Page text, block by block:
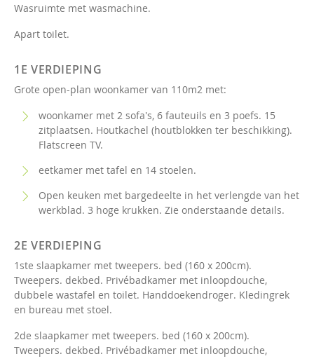
Wasruimte met wasmachine.
Apart toilet.
1E VERDIEPING
Grote open-plan woonkamer van 110m2 met:
woonkamer met 2 sofa's, 6 fauteuils en 3 poefs. 15
zitplaatsen. Houtkachel (houtblokken ter beschikking).
Flatscreen TV.
eetkamer met tafel en 14 stoelen.
Open keuken met bargedeelte in het verlengde van het
werkblad. 3 hoge krukken. Zie onderstaande details.
2E VERDIEPING
1ste slaapkamer met tweepers. bed (160 x 200cm).
Tweepers. dekbed. Privébadkamer met inloopdouche,
dubbele wastafel en toilet. Handdoekendroger. Kledingrek
en bureau met stoel.
2de slaapkamer met tweepers. bed (160 x 200cm).
Tweepers. dekbed. Privébadkamer met inloopdouche,